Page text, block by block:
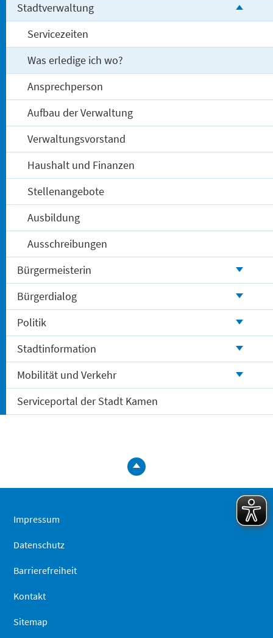
Stadtverwaltung
Servicezeiten
Was erledige ich wo?
Ansprechperson
Aufbau der Verwaltung
Verwaltungsvorstand
Haushalt und Finanzen
Stellenangebote
Ausbildung
Ausschreibungen
Bürgermeisterin
Bürgerdialog
Politik
Stadtinformation
Mobilität und Verkehr
Serviceportal der Stadt Kamen
zum
Impressum
Datenschutz
Barrierefreiheit
Kontakt
Sitemap